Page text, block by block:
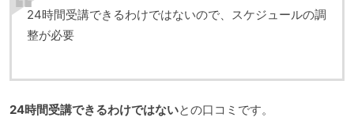
24時間受講できるわけではないので、スケジュールの調
整が必要
24時間受講できるわけではないとの口コミです。